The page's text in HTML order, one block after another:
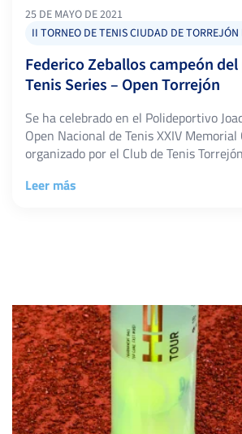
25 DE MAYO DE 2021
II TORNEO DE TENIS CIUDAD DE
Federico Zeballos campeón
Tenis Series – Open Torrejón
Se ha celebrado en el Polideportivo
Open Nacional de Tenis XXIV
organizado por el Club de Tenis
jugadores de los cuales ocho están
Leer más